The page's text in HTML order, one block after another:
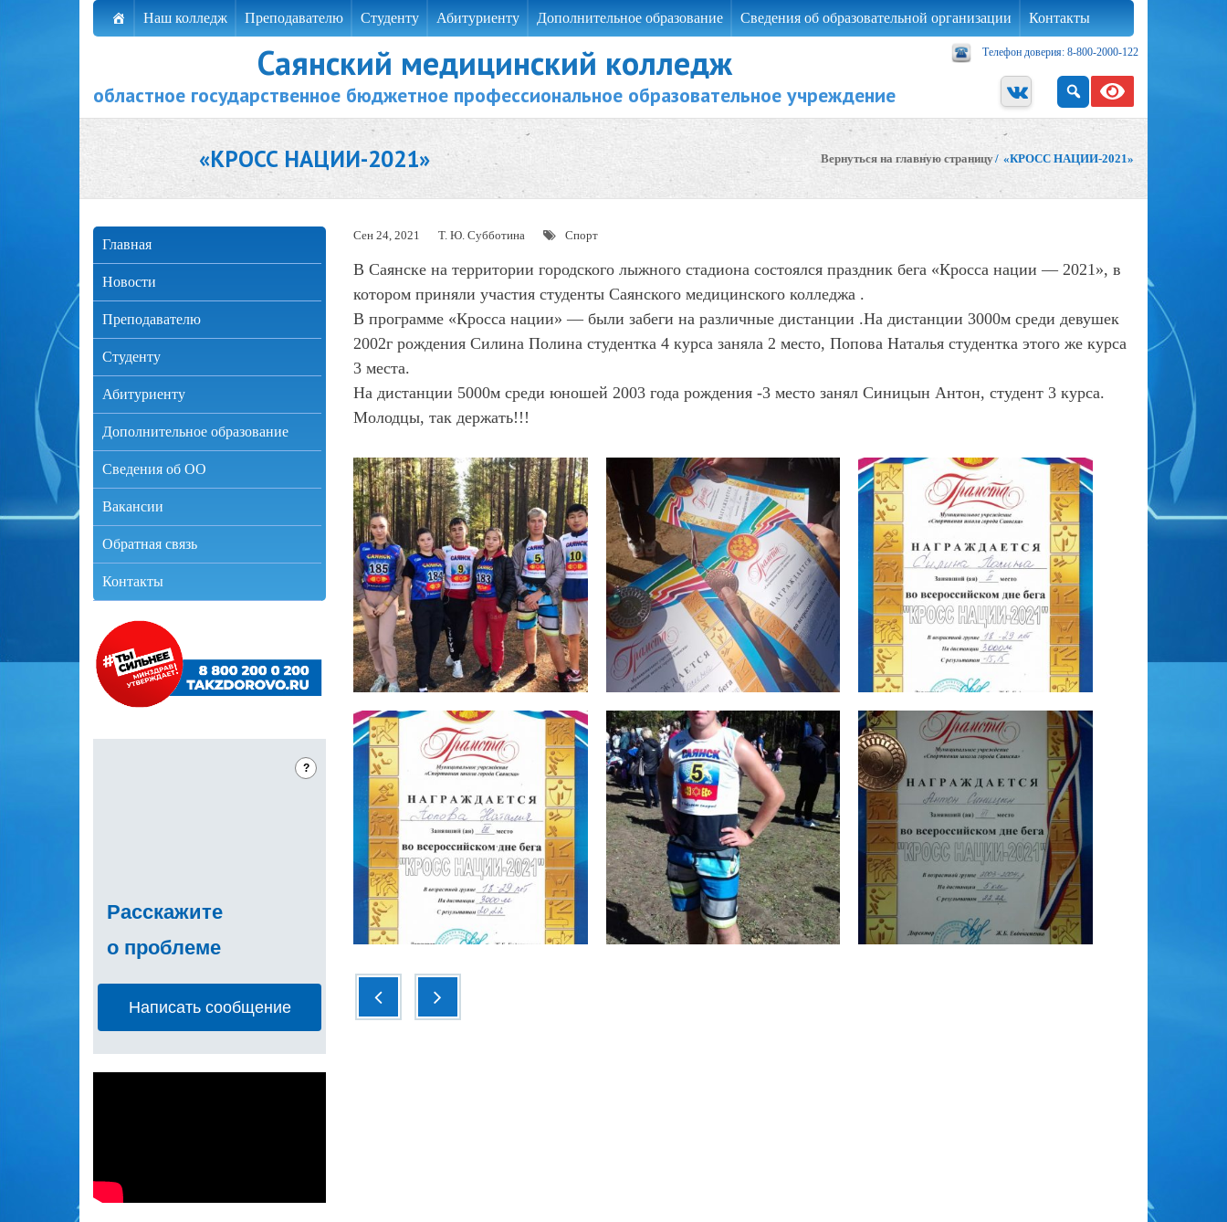
Наш колледж Преподавателю Студенту Абитуриенту Дополнительное образование Сведения об образовательной организации Контакты
Телефон доверия: 8-800-2000-122
Саянский медицинский колледж
областное государственное бюджетное профессиональное образовательное учреждение
«КРОСС НАЦИИ-2021» Вернуться на главную страницу/ «КРОСС НАЦИИ-2021»
Сен 24, 2021 Т. Ю. Субботина Спорт
В Саянске на территории городского лыжного стадиона состоялся праздник бега «Кросса нации — 2021», в
котором приняли участия студенты Саянского медицинского колледжа .
В программе «Кросса нации» — были забеги на различные дистанции .На дистанции 3000м среди девушек
2002г рождения Силина Полина студентка 4 курса заняла 2 место, Попова Наталья студентка этого же курса
3 места.
На дистанции 5000м среди юношей 2003 года рождения -3 место занял Синицын Антон, студент 3 курса.
Молодцы, так держать!!!
Главная
Новости
Преподавателю
Студенту
Абитуриенту
Дополнительное образование
Сведения об ОО
Вакансии
Обратная связь
Контакты
?
Расскажите
о проблеме
Написать сообщение